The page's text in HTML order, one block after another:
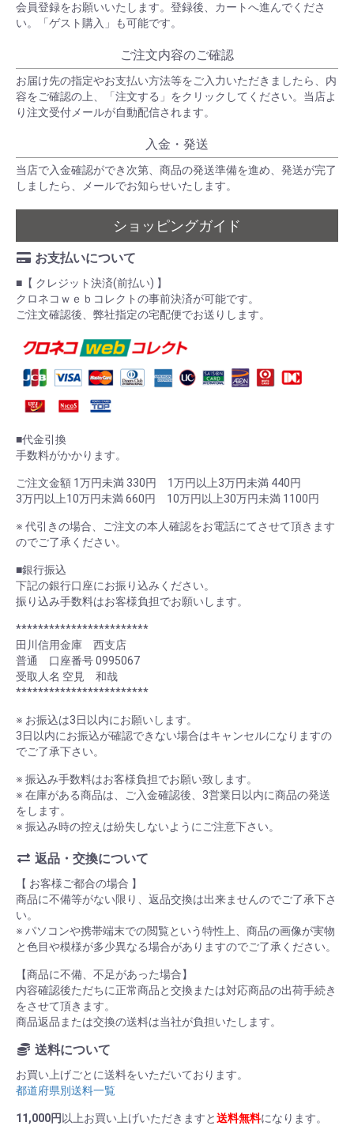
会員登録をお願いいたします。登録後、カートへ進んでくださ
い。「ゲスト購入」も可能です。
ご注文内容のご確認
お届け先の指定やお支払い方法等をご入力いただきましたら、内
容をご確認の上、「注文する」をクリックしてください。当店よ
り注文受付メールが自動配信されます。
入金・発送
当店で入金確認ができ次第、商品の発送準備を進め、発送が完了
しましたら、メールでお知らせいたします。
ショッピングガイド
お支払いについて
■【 クレジット決済(前払い) 】
クロネコｗｅｂコレクトの事前決済が可能です。
ご注文確認後、弊社指定の宅配便でお送りします。
■代金引換
手数料がかかります。
ご注文金額 1万円未満 330円 1万円以上3万円未満 440円
3万円以上10万円未満 660円 10万円以上30万円未満 1100円
※ 代引きの場合、ご注文の本人確認をお電話にてさせて頂きます
のでご了承ください。
■銀行振込
下記の銀行口座にお振り込みください。
振り込み手数料はお客様負担でお願いします。
************************
田川信用金庫 西支店
普通 口座番号 0995067
受取人名 空見 和哉
************************
※ お振込は3日以内にお願いします。
3日以内にお振込が確認できない場合はキャンセルになりますの
でご了承下さい。
※ 振込み手数料はお客様負担でお願い致します。
※ 在庫がある商品は、ご入金確認後、3営業日以内に商品の発送
をします。
※ 振込み時の控えは紛失しないようにご注意下さい。
返品・交換について
【 お客様ご都合の場合 】
商品に不備等がない限り、返品交換は出来ませんのでご了承下さ
い。
※ パソコンや携帯端末での閲覧という特性上、商品の画像が実物
と色目や模様が多少異なる場合がありますのでご了承ください。
【商品に不備、不足があった場合】
内容確認後ただちに正常商品と交換または対応商品の出荷手続き
をさせて頂きます。
商品返品または交換の送料は当社が負担いたします。
送料について
お買い上げごとに送料をいただいております。
都道府県別送料一覧
11,000円 以上お買い上げいただきますと送料無料になります。